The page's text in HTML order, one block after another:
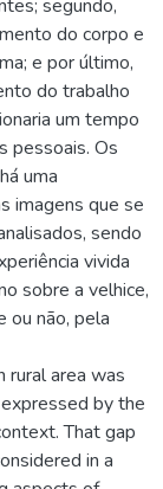
segundo,
do corpo e
e por último,
do trabalho
um tempo
pessoais. Os
uma
imagens que se
sendo
vivida
sobre a velhice,
ou não, pela
rural area was
by the
That gap
in a